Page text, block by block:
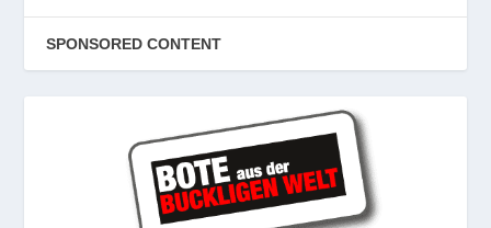
SPONSORED CONTENT